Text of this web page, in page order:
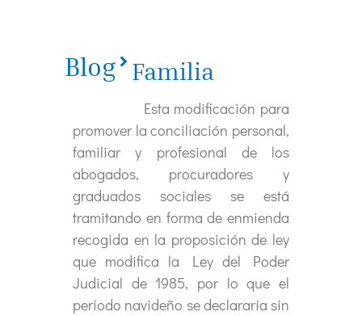
Blog Familia
Esta modificación para
promover la conciliación personal,
familiar y profesional de los
abogados, procuradores y
graduados sociales se está
tramitando en forma de enmienda
recogida en la proposición de ley
que modifica la Ley del Poder
Judicial de 1985, por lo que el
período navideño se declararía sin